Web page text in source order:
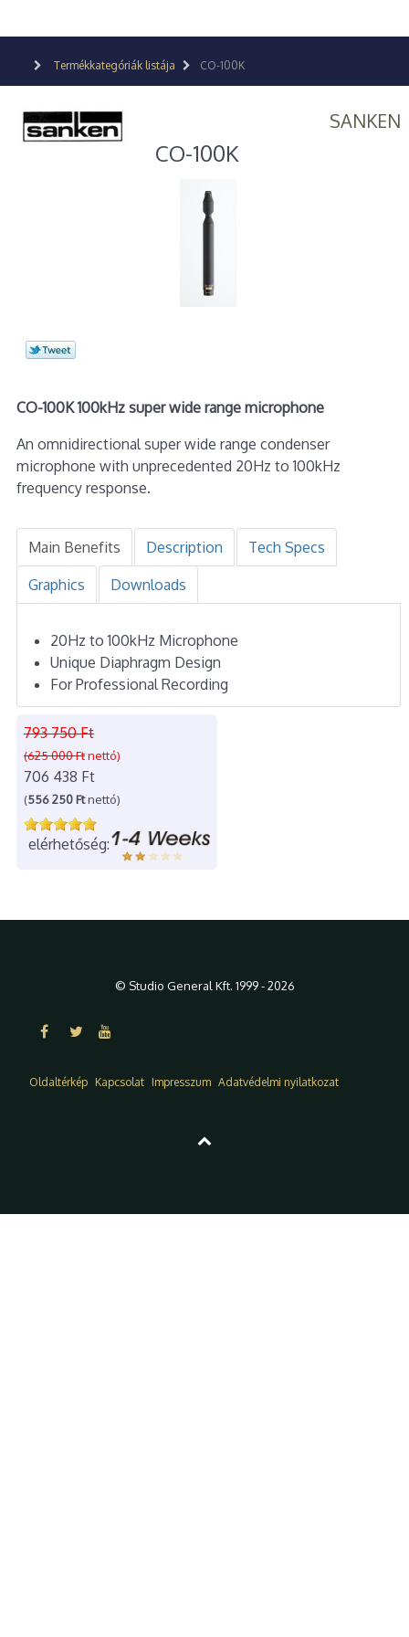
Termékkategóriák listája CO-100K
SANKEN
CO-100K
CO-100K 100kHz super wide range microphone
An omnidirectional super wide range condenser
microphone with unprecedented 20Hz to 100kHz
frequency response.
Main Benefits Description Tech Specs
Graphics Downloads
20Hz to 100kHz Microphone
Unique Diaphragm Design
For Professional Recording
793 750 Ft
(625 000 Ftnettó)
706 438 Ft
(556 250 Ftnettó)
elérhetőség:
© Studio General Kft. 1999 - 2026
Oldaltérkép Kapcsolat Impresszum Adatvédelmi nyilatkozat